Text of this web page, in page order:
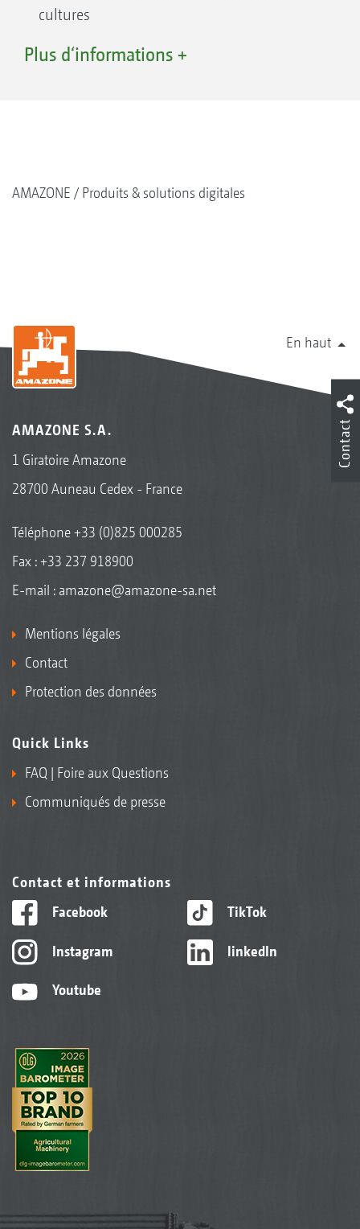
cultures
laisser d’adventices
bandes, fertilisation et semis de cultures
50 cm
Garniture pour écarts de rangs de 75 cm
Plus d‘informations +
AMAZONE Produits & solutions digitales
En haut
AMAZONE S.A.
1 Giratoire Amazone
28700 Auneau Cedex - France
Téléphone+33 (0)825 000285
Fax : +33 237 918900
E-mail : amazone@amazone-sa.net
Mentions légales
Contact
Protection des données
Quick Links
FAQ | Foire aux Questions
Communiqués de presse
Contact et informations
Facebook
Instagram
Youtube
TikTok
linkedIn
Contact